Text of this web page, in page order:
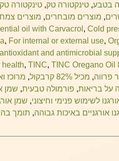
בטבע, טינקטורה טק, טינקטורה טק TiNC
, מוצרים מובחרים, מוצרים
, Cold
, For internal or external use,
and antimicrobial
health, TINC, TINC Oregano Oil
פרווה, מכיל 82% קרבקול , מרוכז
על בריאות, פורמולה טבעית, שמן
לשימוש פנימי וחיצוני, שמן
אורגניים באיכות גבוהה, תומך